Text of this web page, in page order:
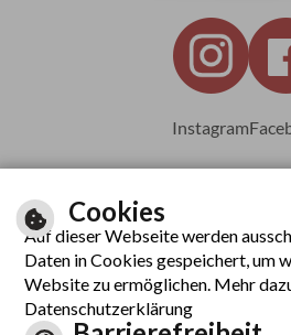
Instagram
Leichte
Cookies
Auf dieser Webseite werden
Daten in Cookies gespeichert, um
Website zu ermöglichen. Mehr
Datenschutzerklärung